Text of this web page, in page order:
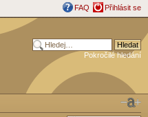
FAQ Přihlásit se
Pokročilé hledání